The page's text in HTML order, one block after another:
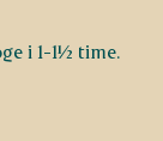
Vær opmærksom på, at raguen skal koge i 1-1½ time.